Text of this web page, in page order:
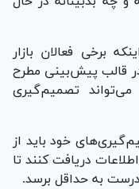
برخی فعالان بازار
قالب پیش‌بینی مطرح
تصمیم‌گیری
خود باید از
دریافت کنند تا
به حداقل برسد.